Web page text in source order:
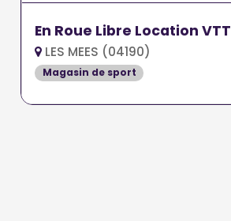
En Roue Libre Location VTT
LES MEES (04190)
Magasin de sport